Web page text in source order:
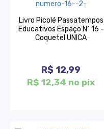
Livro Picolé Passatempos
Educativos Espaço Nº 16 -
Coquetel UNICA
R$ 12,99
R$ 12,34 no pix